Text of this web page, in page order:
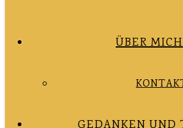
ÜBER MICH